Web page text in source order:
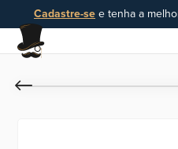
Cadastre-se e tenha a